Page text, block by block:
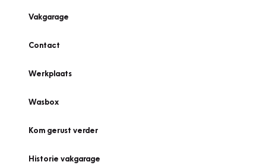
Vakgarage
Contact
Werkplaats
Wasbox
Kom gerust verder
Historie vakgarage